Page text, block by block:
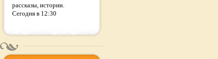
рассказы, истории.
Сегодня в 12:30